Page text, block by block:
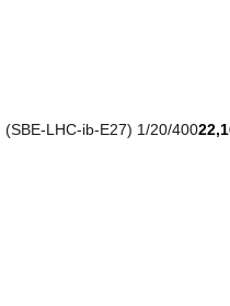
LHC-ib-E27) 1/20/400